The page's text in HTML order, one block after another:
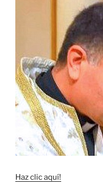
Haz clic aquí!